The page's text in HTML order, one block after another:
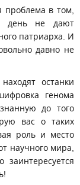
проблема в том,
день не дают
патриарха. И
давно не
останки
генома
до того
вас о таких
роль и место
научного мира,